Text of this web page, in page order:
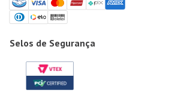
Selos de Segurança